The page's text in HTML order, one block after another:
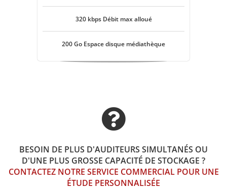
320 kbps Débit max alloué
200 Go Espace disque médiathèque
BESOIN DE PLUS D'AUDITEURS SIMULTANÉS OU
D'UNE PLUS GROSSE CAPACITÉ DE STOCKAGE ?
CONTACTEZ NOTRE SERVICE COMMERCIAL POUR UNE
ÉTUDE PERSONNALISÉE